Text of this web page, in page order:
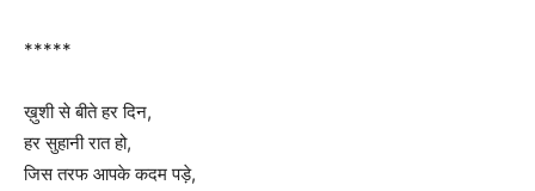
*****
ख़ुशी से बीते हर दिन,
हर सुहानी रात हो,
जिस तरफ आपके कदम पड़े,